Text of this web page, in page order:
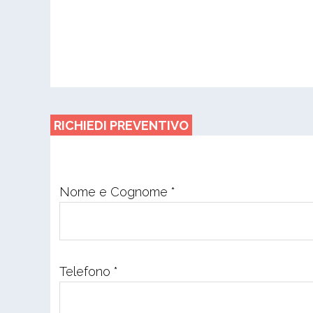
RICHIEDI PREVENTIVO
Nome e Cognome *
Telefono *